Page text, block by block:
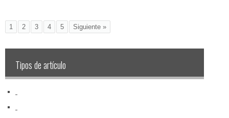
1 2 3 4 5 Siguiente »
Tipos de artículo